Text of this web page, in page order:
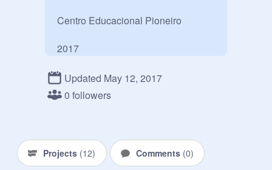
Centro Educacional Pioneiro
2017
Updated May 12, 2017
0 followers
Projects (12) Comments (0)